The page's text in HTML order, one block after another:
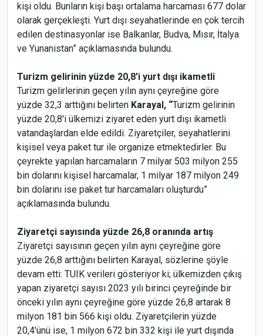
kişi oldu. Bunların kişi başı ortalama harcaması 677 dolar
olarak gerçekleşti. Yurt dışı seyahatlerinde en çok tercih
edilen destinasyonlar ise Balkanlar, Budva, Mısır, İtalya
ve Yunanistan” açıklamasında bulundu.
Turizm gelirinin yüzde 20,8'i yurt dışı ikametli
Turizm gelirlerinin geçen yılın aynı çeyreğine göre
yüzde 32,3 arttığını belirten Karayal, “Turizm gelirinin
yüzde 20,8'i ülkemizi ziyaret eden yurt dışı ikametli
vatandaşlardan elde edildi. Ziyaretçiler, seyahatlerini
kişisel veya paket tur ile organize etmektedirler. Bu
çeyrekte yapılan harcamaların 7 milyar 503 milyon 255
bin dolarını kişisel harcamalar, 1 milyar 187 milyon 249
bin dolarını ise paket tur harcamaları oluşturdu”
açıklamasında bulundu.
Ziyaretçi sayısında yüzde 26,8 oranında artış
Ziyaretçi sayısının geçen yılın aynı çeyreğine göre
yüzde 26,8 arttığını belirten Karayal, sözlerine şöyle
devam etti: TUIK verileri gösteriyor ki; ülkemizden çıkış
yapan ziyaretçi sayısı 2023 yılı birinci çeyreğinde bir
önceki yılın aynı çeyreğine göre yüzde 26,8 artarak 8
milyon 181 bin 566 kişi oldu. Ziyaretçilerin yüzde
20,4'ünü ise, 1 milyon 672 bin 332 kişi ile yurt dışında